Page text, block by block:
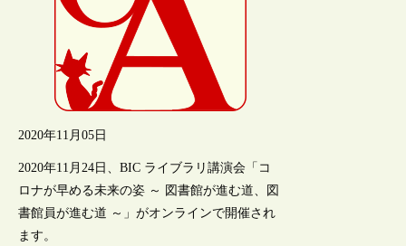
2020年11月05日
2020年11月24日、BIC ライブラリ講演会「コ
ロナが早める未来の姿 ～ 図書館が進む道、図
書館員が進む道 ～」がオンラインで開催され
ます。